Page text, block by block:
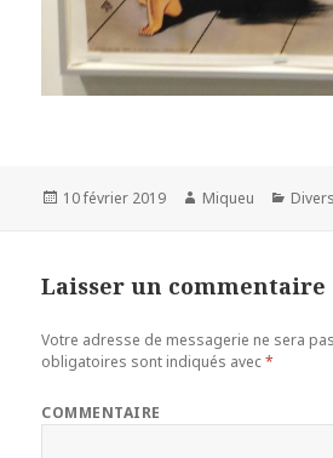
Publié
10 février 2019 Auteur
Miqueu Divers
Laisser un commentaire
Votre adresse de messagerie ne sera
obligatoires sont indiqués avec*
COMMENTAIRE